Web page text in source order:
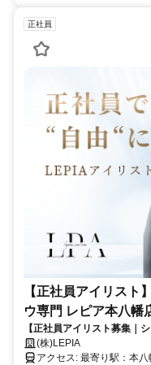
正社員
【正社員アイリスト
ウ専門 レピア本八幡
【正社員アイリスト募集｜
2日制｜平均月収34万円・
経験でも安心の研修制度に
(株)LEPIA
アクセス: 最寄り駅：本八幡駅 ・本八幡駅より徒歩1分